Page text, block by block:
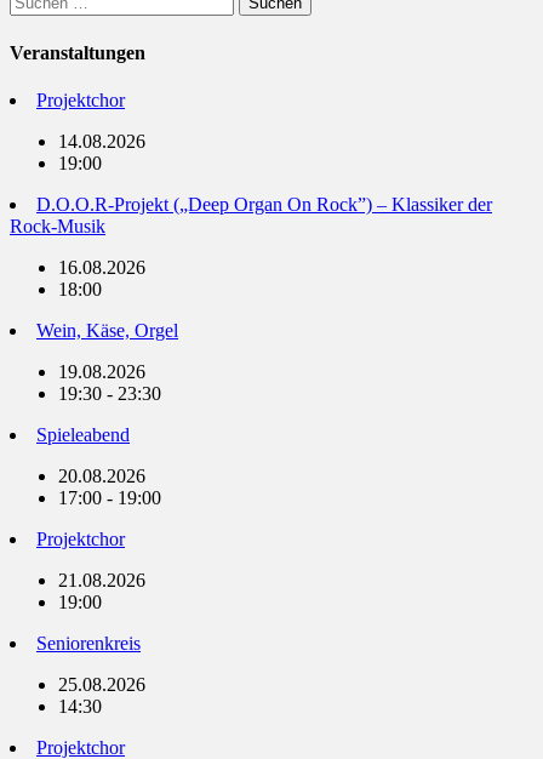
nach:
Veranstaltungen
Projektchor
14.08.2026
19:00
D.O.O.R-Projekt („Deep Organ On Rock”) – Klassiker der
Rock-Musik
16.08.2026
18:00
Wein, Käse, Orgel
19.08.2026
19:30 - 23:30
Spieleabend
20.08.2026
17:00 - 19:00
Projektchor
21.08.2026
19:00
Seniorenkreis
25.08.2026
14:30
Projektchor